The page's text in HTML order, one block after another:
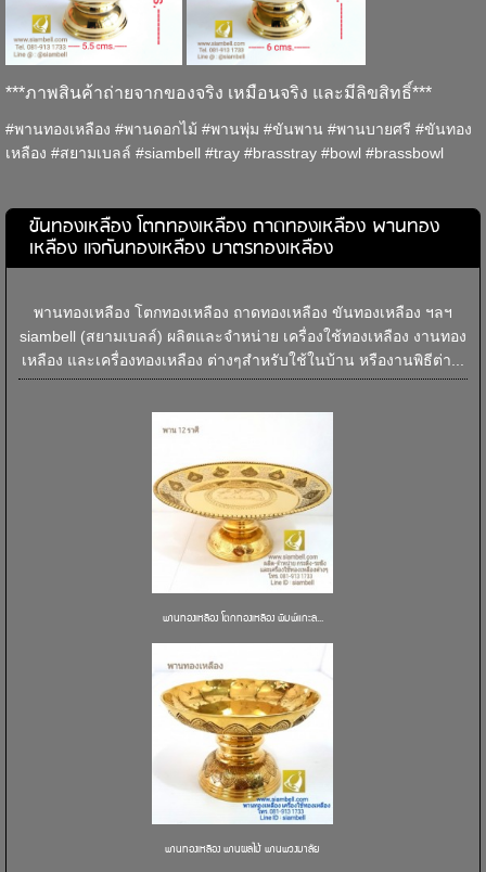
***ภาพสินค้าถ่ายจากของจริง เหมือนจริง และมีลิขสิทธิ์***
#พานทองเหลือง #พานดอกไม้ #พานพุ่ม #ขันพาน #พานบายศรี #ขันทอง
เหลือง #สยามเบลล์ #siambell #tray #brasstray #bowl #brassbowl
ขันทองเหลือง โตกทองเหลือง ถาดทองเหลือง พานทอง
เหลือง แจกันทองเหลือง บาตรทองเหลือง
พานทองเหลือง โตกทองเหลือง ถาดทองเหลือง ขันทองเหลือง ฯลฯ
siambell (สยามเบลล์) ผลิตและจำหน่าย เครื่องใช้ทองเหลือง งานทอง
เหลือง และเครื่องทองเหลือง ต่างๆสำหรับใช้ในบ้าน หรืองานพิธีต่า...
พานทองเหลือง โตกทองเหลือง พิมพ์แกะล...
พานทองเหลือง พานผลไม้ พานพวงมาลัย